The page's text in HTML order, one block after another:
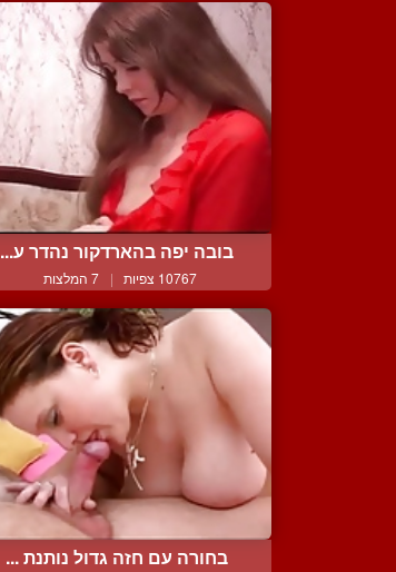
בובה יפה בהארדקור נהדר ע...
10767 צפיות | 7 המלצות
בחורה עם חזה גדול נותנת ...